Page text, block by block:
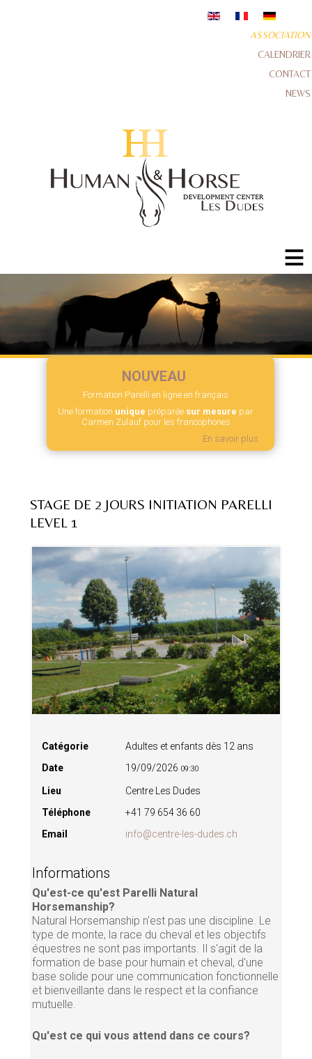
ASSOCIATION
CALENDRIER
CONTACT
NEWS
≡
NOUVEAU
Formation Parelli en ligne en français
Une formation unique préparée sur mesure par
Carmen Zulauf pour les francophones
En savoir plus
STAGE DE 2 JOURS INITIATION PARELLI
LEVEL 1
Catégorie
Adultes et enfants dès 12 ans
Date
19/09/2026 09:30
Lieu
Centre Les Dudes
Téléphone
+41 79 654 36 60
Email
info@centre-les-dudes.ch
Informations
Qu'est-ce qu'est Parelli Natural
Horsemanship?
Natural Horsemanship n'est pas une discipline. Le
type de monte, la race du cheval et les objectifs
équestres ne sont pas importants. Il s'agit de la
formation de base pour humain et cheval, d'une
base solide pour une communication fonctionnelle
et bienveillante dans le respect et la confiance
mutuelle.
Qu'est ce qui vous attend dans ce cours?